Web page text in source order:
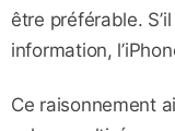
être préférable.
information,
Ce raisonnement